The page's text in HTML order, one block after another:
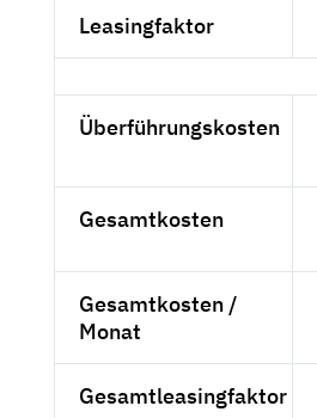
Leasingfaktor
Überführungskosten
Gesamtkosten
Gesamtkosten /
Monat
Gesamtleasingfaktor